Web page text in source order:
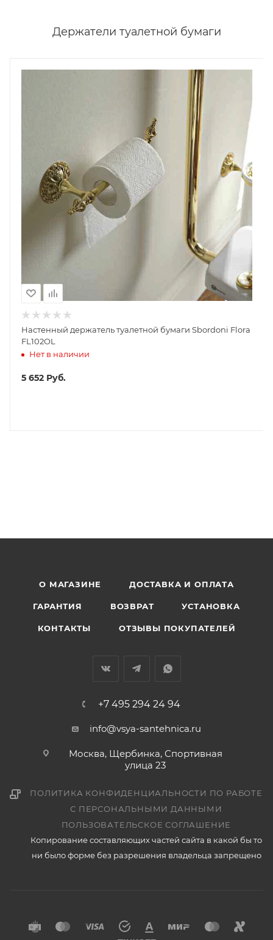
Держатели туалетной бумаги
Настенный держатель туалетной бумаги Sbordoni Flora
FL102OL
Нет в наличии
5 652 Руб.
О МАГАЗИНЕ ДОСТАВКА И ОПЛАТА
ГАРАНТИЯ ВОЗВРАТ УСТАНОВКА
КОНТАКТЫ ОТЗЫВЫ ПОКУПАТЕЛЕЙ
+7 495 294 24 94
info@vsya-santehnica.ru
Москва, Щербинка, Спортивная
улица 23
ПОЛИТИКА КОНФИДЕНЦИАЛЬНОСТИ ПО РАБОТЕ
С ПЕРСОНАЛЬНЫМИ ДАННЫМИ
ПОЛЬЗОВАТЕЛЬСКОЕ СОГЛАШЕНИЕ
Копирование составляющих частей сайта в какой бы то
ни было форме без разрешения владельца запрещено